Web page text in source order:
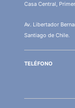
Casa Central,
Av. Libertador
Santiago de Chile.
TELÉFONO